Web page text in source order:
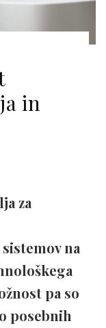
in
za
na
pa so
posebnih